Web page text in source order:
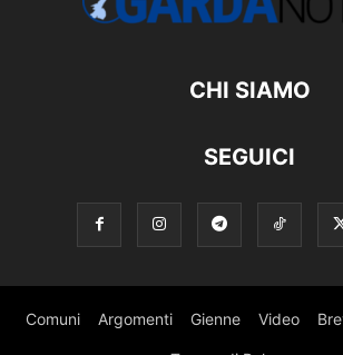
CHI SIAMO
SEGUICI
Comuni Argomenti Gienne Video